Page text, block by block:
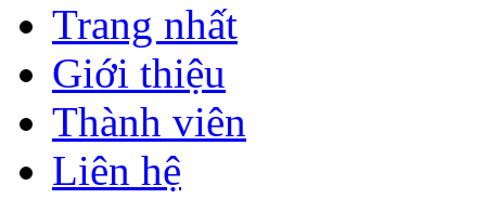
Trang nhất
Giới thiệu
Thành viên
Liên hệ